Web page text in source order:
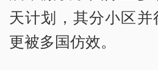
天计划，其分小区
更被多国仿效。